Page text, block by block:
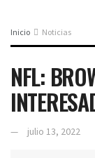
Inicio Noticias
NFL:
julio 13, 2022